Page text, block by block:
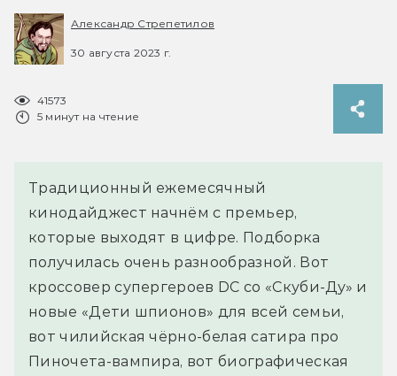
Александр Стрепетилов
30 августа 2023 г.
41573
5 минут на чтение
Традиционный ежемесячный
кинодайджест начнём с премьер,
которые выходят в цифре. Подборка
получилась очень разнообразной. Вот
кроссовер супергероев DC со «Скуби-Ду» и
новые «Дети шпионов» для всей семьи,
вот чилийская чёрно-белая сатира про
Пиночета-вампира, вот биографическая